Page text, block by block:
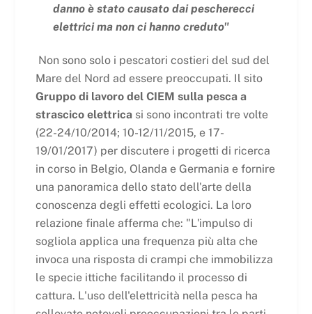
danno è stato causato dai pescherecci
elettrici ma non ci hanno creduto"
Non sono solo i pescatori costieri del sud del
Mare del Nord ad essere preoccupati. Il sito
Gruppo di lavoro del CIEM sulla pesca a
strascico elettrica si sono incontrati tre volte
(22-24/10/2014; 10-12/11/2015, e 17-
19/01/2017) per discutere i progetti di ricerca
in corso in Belgio, Olanda e Germania e fornire
una panoramica dello stato dell'arte della
conoscenza degli effetti ecologici. La loro
relazione finale afferma che: "L'impulso di
sogliola applica una frequenza più alta che
invoca una risposta di crampi che immobilizza
le specie ittiche facilitando il processo di
cattura. L'uso dell'elettricità nella pesca ha